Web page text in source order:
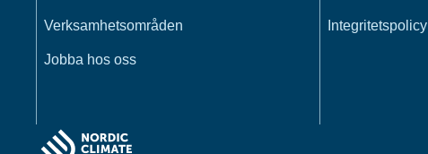
Verksamhetsområden
Jobba hos oss
Integritetspolicy